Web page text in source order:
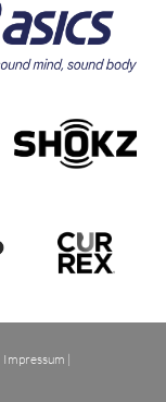
Impressum |